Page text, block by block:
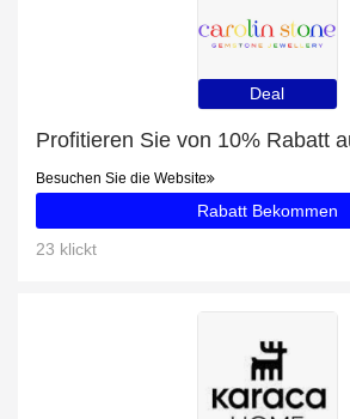
Deal
Besuchen Sie die Website
Rabatt Bekommen
23 klickt